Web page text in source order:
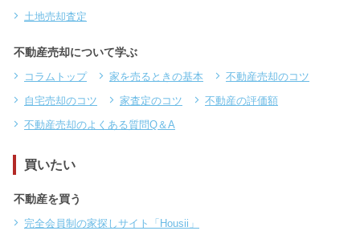
土地売却査定
不動産売却について学ぶ
コラムトップ 家を売るときの基本
不動産売却のコツ
自宅売却のコツ
家査定のコツ
不動産の評価額
不動産売却のよくある質問Q＆A
買いたい
不動産を買う
完全会員制の家探しサイト「Housii」